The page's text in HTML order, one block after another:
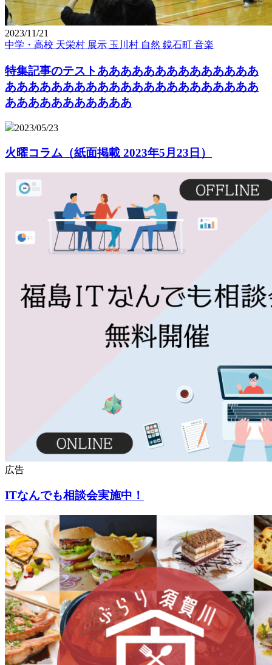
2023/11/21
中学・高校 天栄村 展示 玉川村 自然 鏡石町 音楽
特集記事のテストああああああああああああああ
ああああああああああああああああああああああ
あああああああああああ
2023/05/23
火曜コラム（紙面掲載 2023年5月23日）
広告
ITなんでも相談会実施中！